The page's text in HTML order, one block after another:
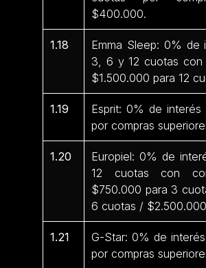
$400.000.
1.18
Emma Sleep: 0% de
3, 6 y 12 cuotas con
$1.500.000 para 12
1.19
Esprit: 0% de
por compras
1.20
Europiel: 0% de
12 cuotas con
$750.000 para 3
6 cuotas /
1.21
G-Star: 0% de
por compras